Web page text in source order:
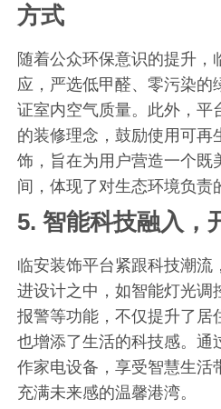
方式
随着公众环保意识的提升，
应，严选低甲醛、零污染的
证室内空气质量。此外，平
的装修理念，鼓励使用可再
饰，旨在为用户营造一个既
间，体现了对生态环境负责
5.智能科技融入，
临安装饰平台紧跟科技潮流
进设计之中，如智能灯光调
报警等功能，不仅提升了居
也增添了生活的科技感。通
作家电设备，享受智慧生活
充满未来感的温馨港湾。